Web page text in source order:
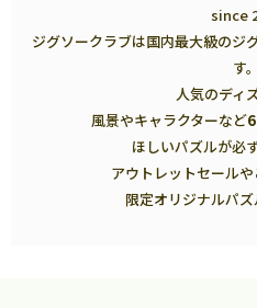
since
ジグソークラブは国内最大級のジ
す。
人気のディ
風景やキャラクターなど
ほしいパズルが必
アウトレットセール
限定オリジナルパ